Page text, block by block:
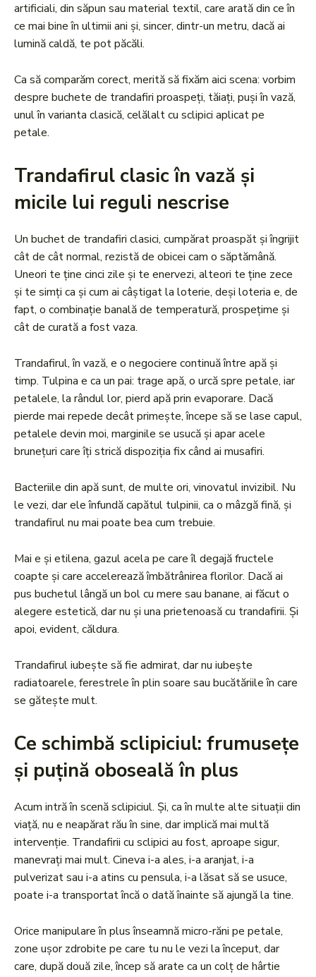
artificiali, din săpun sau material textil, care arată din ce în
ce mai bine în ultimii ani și, sincer, dintr-un metru, dacă ai
lumină caldă, te pot păcăli.
Ca să comparăm corect, merită să fixăm aici scena: vorbim
despre buchete de trandafiri proaspeți, tăiați, puși în vază,
unul în varianta clasică, celălalt cu sclipici aplicat pe
petale.
Trandafirul clasic în vază și
micile lui reguli nescrise
Un buchet de trandafiri clasici, cumpărat proaspăt și îngrijit
cât de cât normal, rezistă de obicei cam o săptămână.
Uneori te ține cinci zile și te enervezi, alteori te ține zece
și te simți ca și cum ai câștigat la loterie, deși loteria e, de
fapt, o combinație banală de temperatură, prospețime și
cât de curată a fost vaza.
Trandafirul, în vază, e o negociere continuă între apă și
timp. Tulpina e ca un pai: trage apă, o urcă spre petale, iar
petalele, la rândul lor, pierd apă prin evaporare. Dacă
pierde mai repede decât primește, începe să se lase capul,
petalele devin moi, marginile se usucă și apar acele
brunețuri care îți strică dispoziția fix când ai musafiri.
Bacteriile din apă sunt, de multe ori, vinovatul invizibil. Nu
le vezi, dar ele înfundă capătul tulpinii, ca o mâzgă fină, și
trandafirul nu mai poate bea cum trebuie.
Mai e și etilena, gazul acela pe care îl degajă fructele
coapte și care accelerează îmbătrânirea florilor. Dacă ai
pus buchetul lângă un bol cu mere sau banane, ai făcut o
alegere estetică, dar nu și una prietenoasă cu trandafirii. Și
apoi, evident, căldura.
Trandafirul iubește să fie admirat, dar nu iubește
radiatoarele, ferestrele în plin soare sau bucătăriile în care
se gătește mult.
Ce schimbă sclipiciul: frumusețe
și puțină oboseală în plus
Acum intră în scenă sclipiciul. Și, ca în multe alte situații din
viață, nu e neapărat rău în sine, dar implică mai multă
intervenție. Trandafirii cu sclipici au fost, aproape sigur,
manevrați mai mult. Cineva i-a ales, i-a aranjat, i-a
pulverizat sau i-a atins cu pensula, i-a lăsat să se usuce,
poate i-a transportat încă o dată înainte să ajungă la tine.
Orice manipulare în plus înseamnă micro-răni pe petale,
zone ușor zdrobite pe care tu nu le vezi la început, dar
care, după două zile, încep să arate ca un colț de hârtie